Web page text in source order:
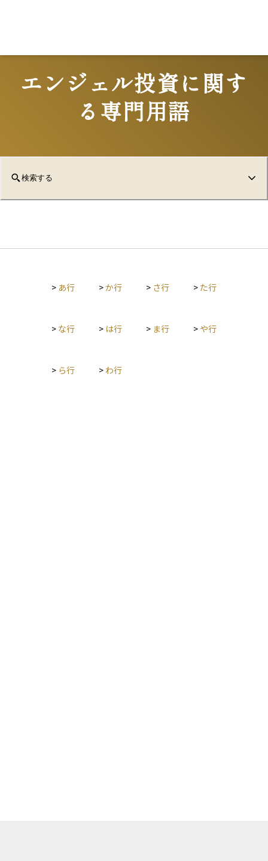
エンジェル投資に関す
る専門用語
検索する
> あ行 >か行 > さ行 > た行
> な行 > は行 > ま行 > や行
> ら行 > わ行